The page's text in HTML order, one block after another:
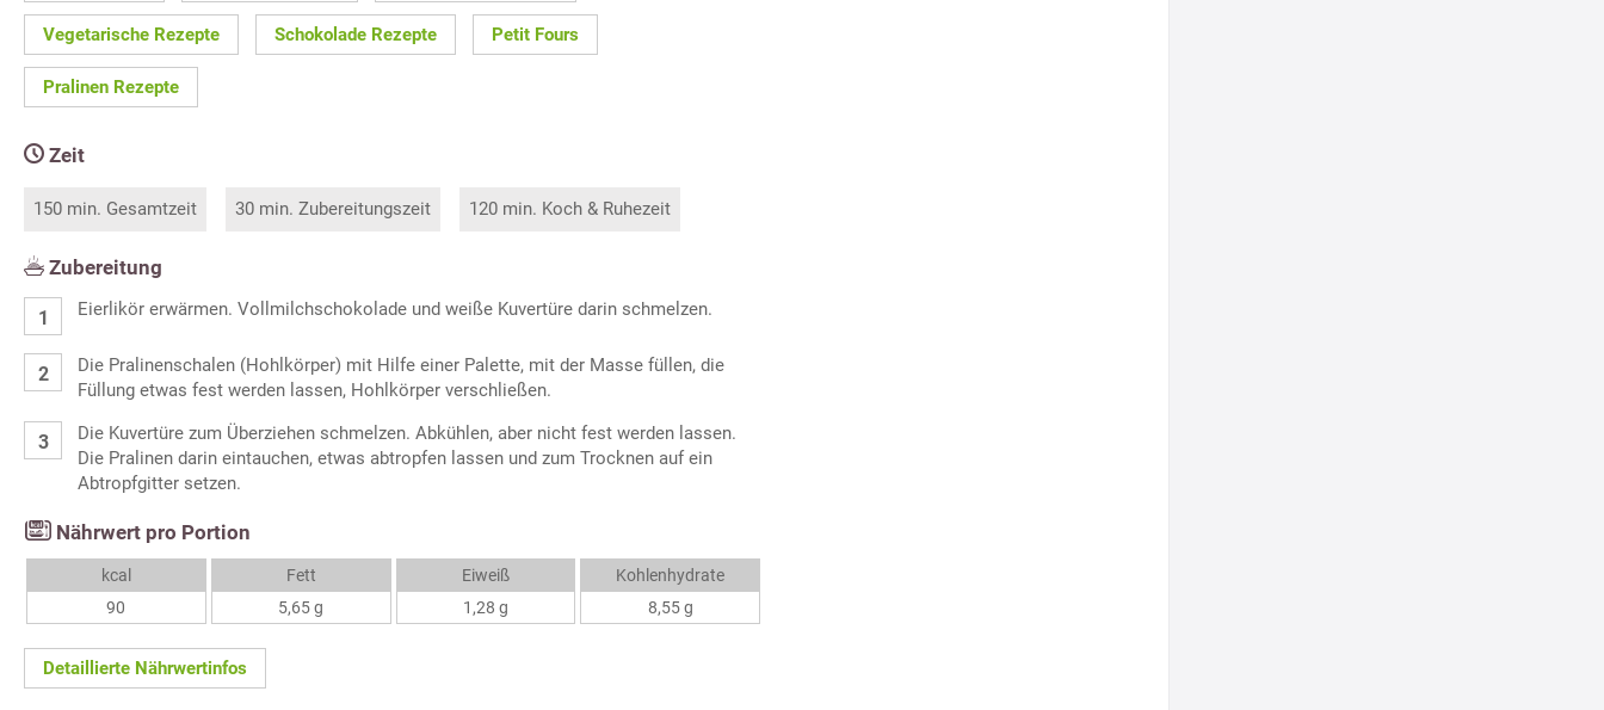
Vegetarische Rezepte Schokolade Rezepte Petit Fours
Pralinen Rezepte
Zeit
150 min. Gesamtzeit 30 min. Zubereitungszeit 120 min. Koch & Ruhezeit
Zubereitung
Eierlikör erwärmen. Vollmilchschokolade und weiße Kuvertüre darin schmelzen.
Die Pralinenschalen (Hohlkörper) mit Hilfe einer Palette, mit der Masse füllen, die
Füllung etwas fest werden lassen, Hohlkörper verschließen.
Die Kuvertüre zum Überziehen schmelzen. Abkühlen, aber nicht fest werden lassen.
Die Pralinen darin eintauchen, etwas abtropfen lassen und zum Trocknen auf ein
Abtropfgitter setzen.
Nährwert pro Portion
kcal
90
Fett
5,65 g
Eiweiß
1,28 g
Kohlenhydrate
8,55 g
Detaillierte Nährwertinfos